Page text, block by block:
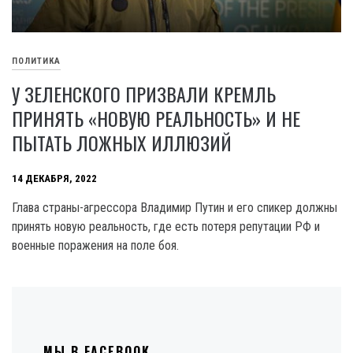
ПОЛИТИКА
У ЗЕЛЕНСКОГО ПРИЗВАЛИ КРЕМЛЬ
ПРИНЯТЬ «НОВУЮ РЕАЛЬНОСТЬ» И НЕ
ПЫТАТЬ ЛОЖНЫХ ИЛЛЮЗИЙ
14 ДЕКАБРЯ, 2022
Глава страны-агрессора Владимир Путин и его спикер должны
принять новую реальность, где есть потеря репутации РФ и
военные поражения на поле боя.